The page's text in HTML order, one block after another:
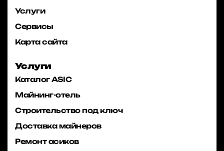
Услуги
Сервисы
Карта сайта
Услуги
Каталог ASIC
Майнинг-отель
Строительство под ключ
Доставка майнеров
Ремонт асиков